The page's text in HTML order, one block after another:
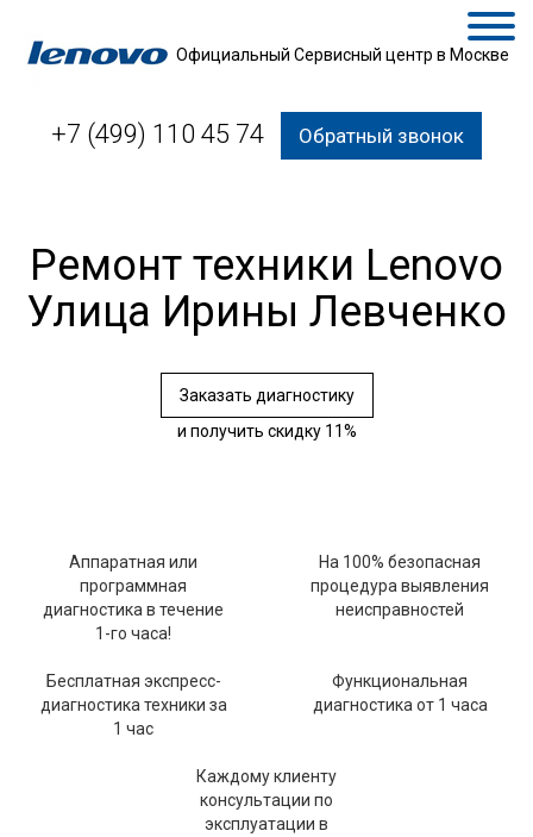
Официальный Сервисный центр в Москве
+7 (499) 110 45 74 Обратный звонок
Ремонт техники Lenovo
Улица Ирины Левченко
Заказать диагностику
и получить скидку 11%
Аппаратная или
программная
диагностика в течение
1-го часа!
На 100% безопасная
процедура выявления
неисправностей
Бесплатная экспресс-
диагностика техники за
1 час
Функциональная
диагностика от 1 часа
Каждому клиенту
консультации по
эксплуатации в